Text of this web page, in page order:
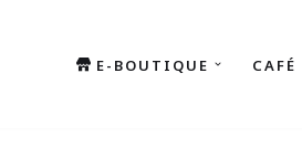
E-BOUTIQUE